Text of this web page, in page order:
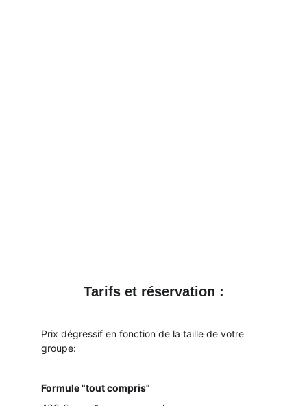
Tarifs et réservation :
Prix dégressif en fonction de la taille de votre
groupe:
Formule "tout compris"